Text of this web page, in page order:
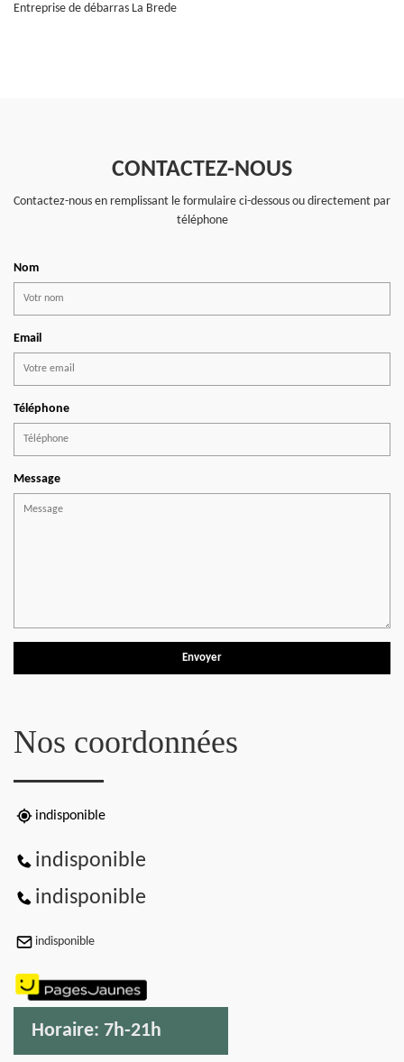
Entreprise de débarras La Brede
CONTACTEZ-NOUS
Contactez-nous en remplissant le formulaire ci-dessous ou directement par
téléphone
Nom
Email
Téléphone
Message
Nos coordonnées
indisponible
indisponible
indisponible
indisponible
Horaire: 7h-21h